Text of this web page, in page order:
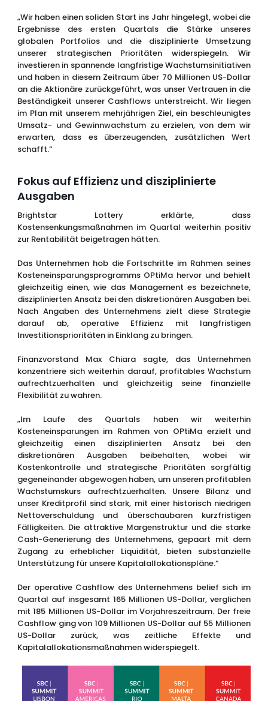
„Wir haben einen soliden Start ins Jahr hingelegt, wobei die
Ergebnisse des ersten Quartals die Stärke unseres
globalen Portfolios und die disziplinierte Umsetzung
unserer strategischen Prioritäten widerspiegeln. Wir
investieren in spannende langfristige Wachstumsinitiativen
und haben in diesem Zeitraum über 70 Millionen US-Dollar
an die Aktionäre zurückgeführt, was unser Vertrauen in die
Beständigkeit unserer Cashflows unterstreicht. Wir liegen
im Plan mit unserem mehrjährigen Ziel, ein beschleunigtes
Umsatz- und Gewinnwachstum zu erzielen, von dem wir
erwarten, dass es überzeugenden, zusätzlichen Wert
schafft.“
Fokus auf Effizienz und disziplinierte
Ausgaben
Brightstar Lottery erklärte, dass
Kostensenkungsmaßnahmen im Quartal weiterhin positiv
zur Rentabilität beigetragen hätten.
Das Unternehmen hob die Fortschritte im Rahmen seines
Kosteneinsparungsprogramms OPtiMa hervor und behielt
gleichzeitig einen, wie das Management es bezeichnete,
disziplinierten Ansatz bei den diskretionären Ausgaben bei.
Nach Angaben des Unternehmens zielt diese Strategie
darauf ab, operative Effizienz mit langfristigen
Investitionsprioritäten in Einklang zu bringen.
Finanzvorstand Max Chiara sagte, das Unternehmen
konzentriere sich weiterhin darauf, profitables Wachstum
aufrechtzuerhalten und gleichzeitig seine finanzielle
Flexibilität zu wahren.
„Im Laufe des Quartals haben wir weiterhin
Kosteneinsparungen im Rahmen von OPtiMa erzielt und
gleichzeitig einen disziplinierten Ansatz bei den
diskretionären Ausgaben beibehalten, wobei wir
Kostenkontrolle und strategische Prioritäten sorgfältig
gegeneinander abgewogen haben, um unseren profitablen
Wachstumskurs aufrechtzuerhalten. Unsere Bilanz und
unser Kreditprofil sind stark, mit einer historisch niedrigen
Nettoverschuldung und überschaubaren kurzfristigen
Fälligkeiten. Die attraktive Margenstruktur und die starke
Cash-Generierung des Unternehmens, gepaart mit dem
Zugang zu erheblicher Liquidität, bieten substanzielle
Unterstützung für unsere Kapitalallokationspläne.“
Der operative Cashflow des Unternehmens belief sich im
Quartal auf insgesamt 165 Millionen US-Dollar, verglichen
mit 185 Millionen US-Dollar im Vorjahreszeitraum. Der freie
Cashflow ging von 109 Millionen US-Dollar auf 55 Millionen
US-Dollar zurück, was zeitliche Effekte und
Kapitalallokationsmaßnahmen widerspiegelt.